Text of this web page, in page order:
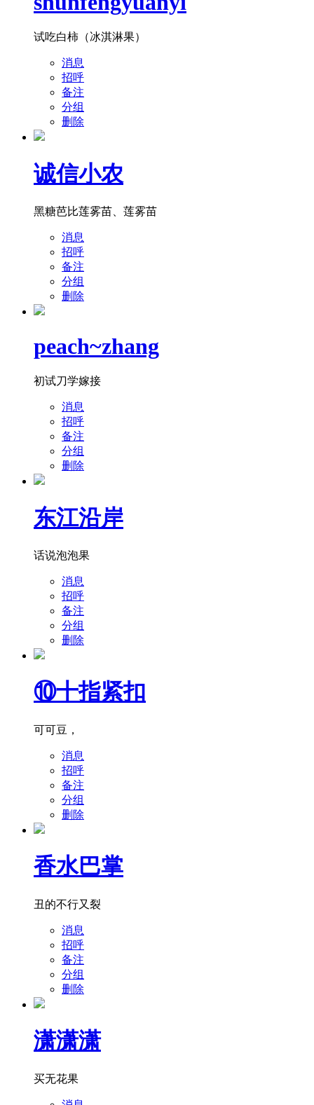
试吃白柿（冰淇淋果）
消息
招呼
备注
分组
删除
诚信小农
黑糖芭比莲雾苗、莲雾苗
消息
招呼
备注
分组
删除
peach~zhang
初试刀学嫁接
消息
招呼
备注
分组
删除
东江沿岸
话说泡泡果
消息
招呼
备注
分组
删除
⑩十指紧扣
可可豆，
消息
招呼
备注
分组
删除
香水巴掌
丑的不行又裂
消息
招呼
备注
分组
删除
潇潇潇
买无花果